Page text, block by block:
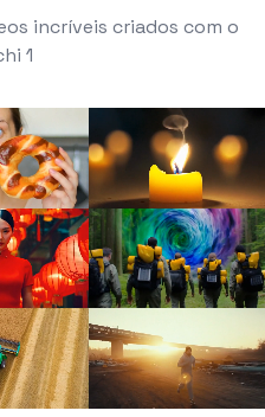
incríveis criados com o
1